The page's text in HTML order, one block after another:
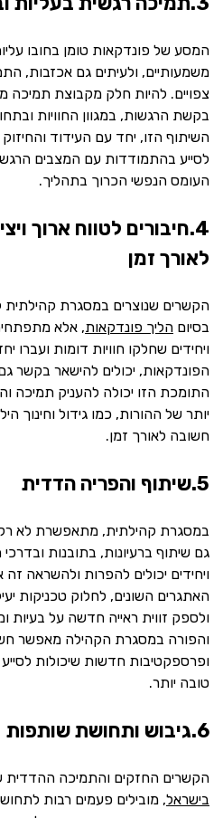
המסע של פונדקאות טומן בחובו
משמעותיים, ולעיתים גם אכזבות,
צפויים. להיות חלק מקבוצת
בקשת הרגשות, במגוון החוויות
השיתוף הזו, יחד עם העידוד
לסייע בהתמודדות עם המצבים
העומס הנפשי הכרוך בתהליך.
4.חיבורים לטווח ארוך
לאורך זמן
הקשרים שנוצרים במסגרת קהילתית
בסיום הליך פונדקאות, אלא
ויחידים שחלקו חוויות דומות
הפונדקאות, יכולים להישאר בקשר
התומכת הזו יכולה להעניק תמיכה
יותר של ההורות, כמו גידול וחינוך
חשובה לאורך זמן.
5.שיתוף והפריה הדדית
במסגרת קהילתית, מתאפשרת לא רק
גם שיתוף ברעיונות, בתובנות
ויחידים יכולים להפרות ולהשראה
האתגרים השונים, לחלוק טכניקות
ולספק זווית ראייה חדשה על בעיות
והפורה במסגרת הקהילה מאפשר
ופרספקטיבות חדשות שיכולות
טובה יותר.
6.גיבוש ותחושת שותפות
הקשרים החזקים והתמיכה ההדדית
בישראל, מובילים פעמים רבות